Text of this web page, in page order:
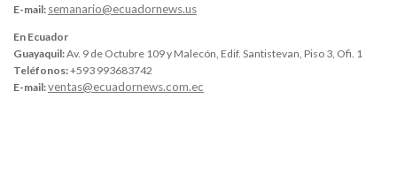
E-mail: semanario@ecuadornews.us
En Ecuador
Guayaquil:Av. 9 de Octubre 109 y Malecón, Edif. Santistevan, Piso 3, Ofi. 1
Teléfonos:+593 993683742
E-mail:ventas@ecuadornews.com.ec